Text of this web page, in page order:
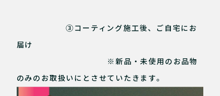
③コーティング施工後、ご自宅にお
届け
※新品・未使用のお品物
のみのお取扱いにとさせていたきます。